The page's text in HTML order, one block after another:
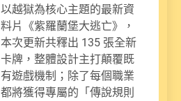
以越獄為核心主題的最新資
料片《紫羅蘭堡大逃亡》，
本次更新共釋出 135 張全新
卡牌，整體設計主打顛覆既
有遊戲機制；除了每個職業
都將獲得專屬的「傳說規則